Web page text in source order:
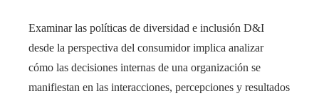
Examinar las políticas de diversidad e inclusión D&I
desde la perspectiva del consumidor implica analizar
cómo las decisiones internas de una organización se
manifiestan en las interacciones, percepciones y resultados